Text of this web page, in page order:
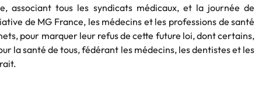
associant tous les syndicats médicaux, et la journée de
de MG France, les médecins et les professions de santé
pour marquer leur refus de cette future loi, dont certains,
la santé de tous, fédérant les médecins, les dentistes et les